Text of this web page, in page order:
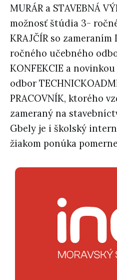
MURÁR a STAVEBNÁ
možnosť štúdia 3-
KRAJČÍR so zameraním
ročného učebného
KONFEKCIE a
odbor
PRACOVNÍK, ktorého
zameraný na
Gbely je i školský
žiakom ponúka